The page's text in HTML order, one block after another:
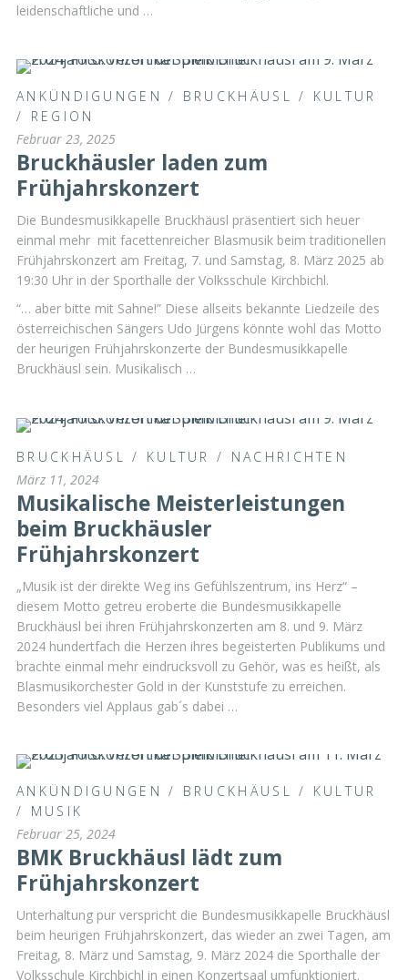
leidenschaftliche und …
ANKÜNDIGUNGEN / BRUCKHÄUSL / KULTUR
/ REGION
Februar 23, 2025
Bruckhäusler laden zum
Frühjahrskonzert
Die Bundesmusikkapelle Bruckhäusl präsentiert sich heuer
einmal mehr mit facettenreicher Blasmusik beim traditionellen
Frühjahrskonzert am Freitag, 7. und Samstag, 8. März 2025 ab
19:30 Uhr in der Sporthalle der Volksschule Kirchbichl.
“… aber bitte mit Sahne!” Diese allseits bekannte Liedzeile des
österreichischen Sängers Udo Jürgens könnte wohl das Motto
der heurigen Frühjahrskonzerte der Bundesmusikkapelle
Bruckhäusl sein. Musikalisch …
BRUCKHÄUSL / KULTUR / NACHRICHTEN
März 11, 2024
Musikalische Meisterleistungen
beim Bruckhäusler
Frühjahrskonzert
„Musik ist der direkte Weg ins Gefühlszentrum, ins Herz“ –
diesem Motto getreu eroberte die Bundesmusikkapelle
Bruckhäusl bei ihren Frühjahrskonzerten am 8. und 9. März
2024 hundertfach die Herzen ihres begeisterten Publikums und
brachte einmal mehr eindrucksvoll zu Gehör, was es heißt, als
Blasmusikorchester Gold in der Kunststufe zu erreichen.
Besonders viel Applaus gab´s dabei …
ANKÜNDIGUNGEN / BRUCKHÄUSL / KULTUR
/ MUSIK
Februar 25, 2024
BMK Bruckhäusl lädt zum
Frühjahrskonzert
Unterhaltung pur verspricht die Bundesmusikkapelle Bruckhäusl
beim heurigen Frühjahrskonzert, das wieder an zwei Tagen, am
Freitag, 8. März und Samstag, 9. März 2024 die Sporthalle der
Volksschule Kirchbichl in einen Konzertsaal umfunktioniert.